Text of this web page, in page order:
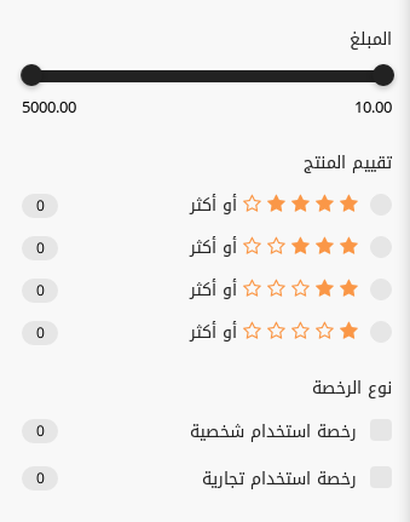
المبلغ
10.00
5000.00
تقييم المنتج
أو أكثر
0
أو أكثر 0
أو أكثر 0
أو أكثر 0
نوع الرخصة
رخصة استخدام شخصية
0
رخصة استخدام تجارية 0